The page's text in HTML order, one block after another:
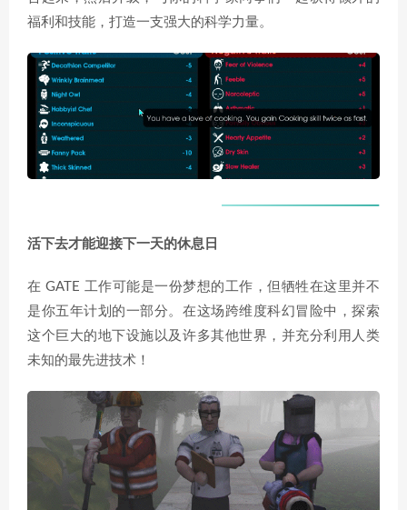
福利和技能，打造一支强大的科学力量。
活下去才能迎接下一天的休息日
在 GATE 工作可能是一份梦想的工作，但牺牲在这里并不
是你五年计划的一部分。在这场跨维度科幻冒险中，探索
这个巨大的地下设施以及许多其他世界，并充分利用人类
未知的最先进技术！